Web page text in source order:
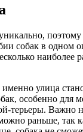
собак в одном
наиболее
улица
особенно для
терьеры. Важно
раньше, так